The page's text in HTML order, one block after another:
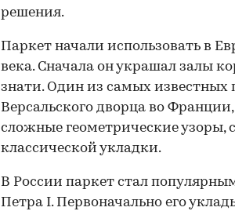
решения.
Паркет начали использовать в
века. Сначала он украшал залы
знати. Один из самых
Версальского дворца во
сложные геометрические узоры,
классической укладки.
В России паркет стал
Петра I. Первоначально его